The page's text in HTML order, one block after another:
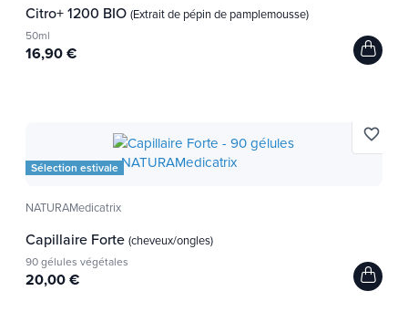
Citro+ 1200 BIO (Extrait de pépin de pamplemousse)
50ml
16,90 €
Sélection estivale
NATURAMedicatrix
Capillaire Forte (cheveux/ongles)
90 gélules végétales
20,00 €
favorite_border